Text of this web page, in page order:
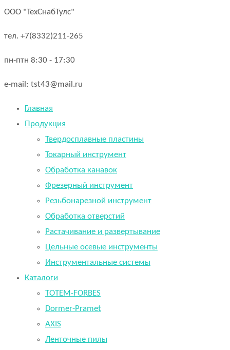
ООО "ТехСнабТулс"
тел. +7(8332)211-265
пн-птн 8:30 - 17:30
e-mail: tst43@mail.ru
Главная
Продукция
Твердосплавные пластины
Токарный инструмент
Обработка канавок
Фрезерный инструмент
Резьбонарезной инструмент
Обработка отверстий
Растачивание и развертывание
Цельные осевые инструменты
Инструментальные системы
Каталоги
TOTEM-FORBES
Dormer-Pramet
AXIS
Ленточные пилы